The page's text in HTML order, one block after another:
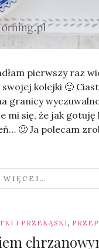
pierwszy raz
swojej kolejki 🙂
granicy
się, że jak gotuję
🙂 Ja polecam
WIĘCEJ…
I PRZEKĄSKI,